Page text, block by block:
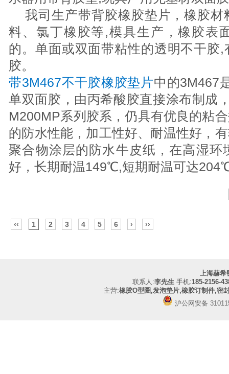
我司生产带背胶橡胶垫片，橡胶材
料、氯丁橡胶等,模具生产，橡胶表
的。单面或双面带粘性的透明不干胶
胶。
带3M467不干胶橡胶垫片中的3M467
单双面胶，由丙希酸胶直接涂布制成
M200MP系列胶系，仍具有优良的粘
的防水性能，加工性好、耐温性好，
聚合物涂层的防水牛皮纸，在高湿环
好，长期耐温149℃,短期耐温可达
‹‹ 1 2 3 4 5 6 › ››
上海赫希
联系人:李先生手机:185-2156-
主营:橡胶O型圈,发泡垫片,橡胶订制件,密
沪公网安备